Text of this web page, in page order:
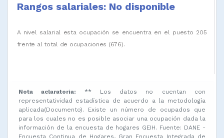
Rangos salariales: No disponible
A nivel salarial esta ocupación se encuentra en el puesto 205
frente al total de ocupaciones (676).
Nota aclaratoria:
** Los datos no cuentan con
representatividad estadística de acuerdo a la metodología
aplicada(Documento). Existe un número de ocupados que
para los cuales no es posible asociar una ocupación dada la
información de la encuesta de hogares GEIH. Fuente: DANE -
Encuesta Continua de Hogares, Gran Encuesta Integrada de